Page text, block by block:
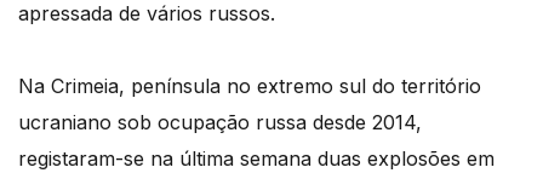
apressada de vários russos.
Na Crimeia, península no extremo sul do território
ucraniano sob ocupação russa desde 2014,
registaram-se na última semana duas explosões em